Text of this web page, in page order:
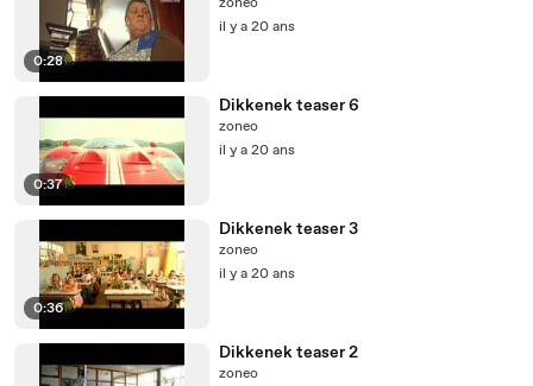
0:28
il y a 20 ans
0:37
Dikkenek teaser 6
zoneo
il y a 20 ans
0:36
Dikkenek teaser 3
zoneo
il y a 20 ans
Dikkenek teaser 2
zoneo